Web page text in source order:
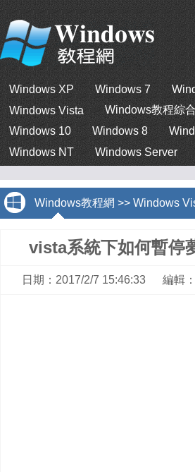
Windows XP Windows 7
Windows Vista
Windows教程綜合
Windows 10
Windows 8
Windows NT
Windows Server
Windows教程網 >> Windows
vista系統下如何暫停
日期：2017/2/7 15:46:33 編輯